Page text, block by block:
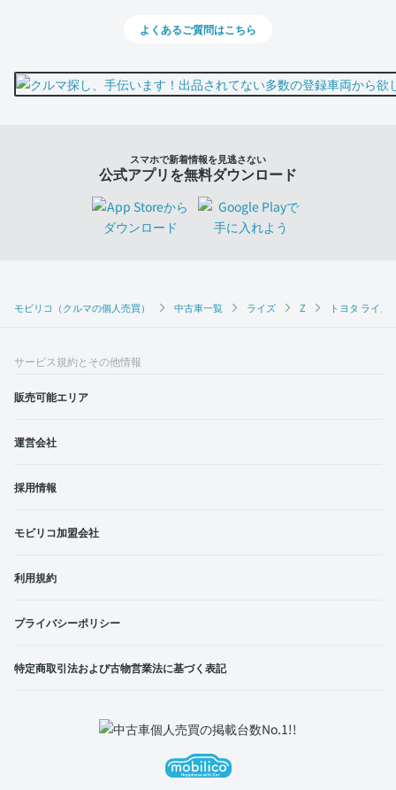
モビリコ（クルマの個人売買） 中古車一覧 ライズ Z トヨタ ライ
よくあるご質問はこちら
スマホで新着情報を見逃さない
公式アプリを無料ダウンロード
サービス規約とその他情報
販売可能エリア
運営会社
採用情報
モビリコ加盟会社
利用規約
プライバシーポリシー
特定商取引法および古物営業法に基づく表記